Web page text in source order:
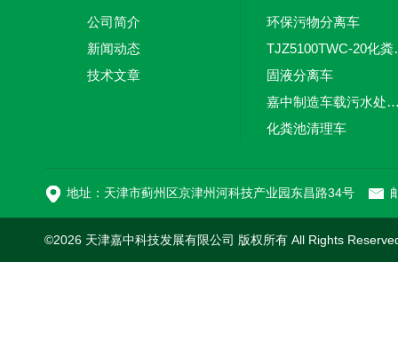
公司简介
新闻动态
技术文章
环保污物分离车
固液分离车
嘉中制造车载污水处理设备-环
化粪池清理车
地址：天津市蓟州区京津州河科技产业园东昌路34号
©2026 天津嘉中科技发展有限公司 版权所有 All Rights